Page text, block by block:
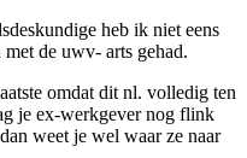
heb ik niet eens
de uwv- arts gehad.
omdat dit nl. volledig ten
je ex-werkgever nog flink
weet je wel waar ze naar